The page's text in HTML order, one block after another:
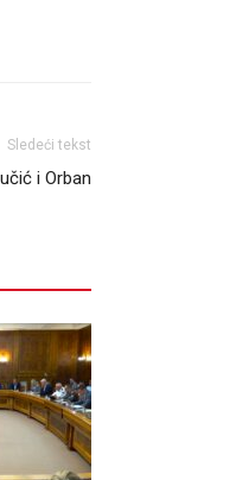
Sledeći tekst
i Orban